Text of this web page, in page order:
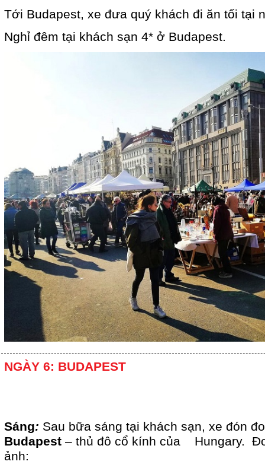
Tới Budapest, xe đưa quý khách đi ăn tối tại
Nghỉ đêm tại khách sạn 4* ở Budapest.
NGÀY 6: BUDAPEST
Sáng: Sau bữa sáng tại khách sạn, xe đón
Budapest – thủ đô cổ kính của Hungary.
ảnh: